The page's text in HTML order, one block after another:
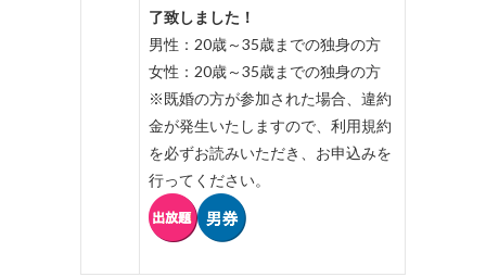
了致しました！
男性：20歳～35歳までの独身の方
女性：20歳～35歳までの独身の方
※既婚の方が参加された場合、違約
金が発生いたしますので、利用規約
を必ずお読みいただき、お申込みを
行ってください。